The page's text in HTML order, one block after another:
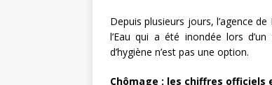
Depuis plusieurs jours, l’agence
l’Eau qui a été inondée lors
d’hygiène n’est pas une option.
Chômage : les chiffres officiels